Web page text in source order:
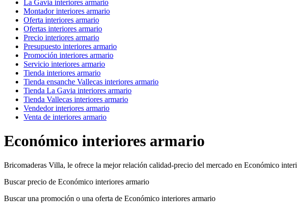
La Gavia interiores armario
Montador interiores armario
Oferta interiores armario
Ofertas interiores armario
Precio interiores armario
Presupuesto interiores armario
Promoción interiores armario
Servicio interiores armario
Tienda interiores armario
Tienda ensanche Vallecas interiores armario
Tienda La Gavia interiores armario
Tienda Vallecas interiores armario
Vendedor interiores armario
Venta de interiores armario
Económico interiores armario
Bricomaderas Villa, le ofrece la mejor relación calidad-precio del mercado en Económico
Buscar precio de Económico interiores armario
Buscar una promoción o una oferta de Económico interiores armario